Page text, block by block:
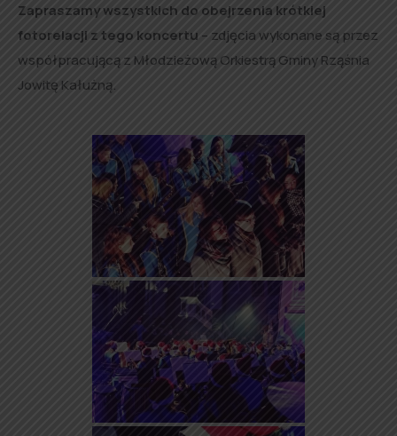
Zapraszamy wszystkich do obejrzenia krótkiej
fotorelacji z tego koncertu – zdjęcia wykonane są przez
współpracującą z Młodzieżową Orkiestrą Gminy Rząśnia
Jowitę Kałużną.